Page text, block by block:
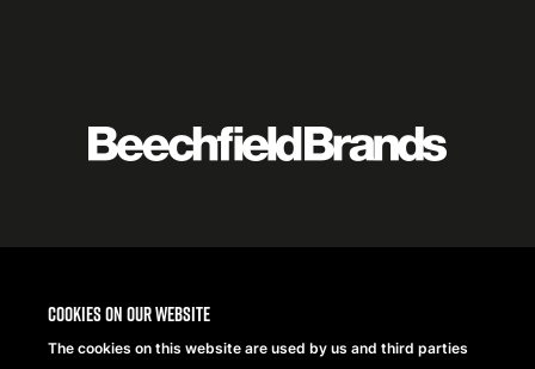
Cookies on our website
The cookies on this website are used by us and third parties
Logo